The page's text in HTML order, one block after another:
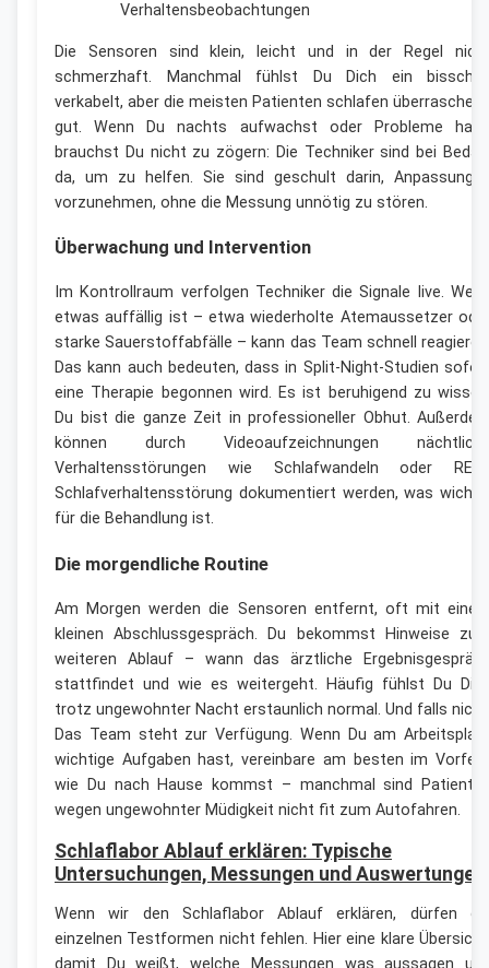
Verhaltensbeobachtungen
Die Sensoren sind klein, leicht und in der Regel
schmerzhaft. Manchmal fühlst Du Dich ein
verkabelt, aber die meisten Patienten schlafen
gut. Wenn Du nachts aufwachst oder Probleme
brauchst Du nicht zu zögern: Die Techniker sind bei
da, um zu helfen. Sie sind geschult darin,
vorzunehmen, ohne die Messung unnötig zu stören.
Überwachung und Intervention
Im Kontrollraum verfolgen Techniker die Signale live.
etwas auffällig ist – etwa wiederholte Atemaussetzer
starke Sauerstoffabfälle – kann das Team schnell
Das kann auch bedeuten, dass in Split-Night-Studien
eine Therapie begonnen wird. Es ist beruhigend zu
Du bist die ganze Zeit in professioneller Obhut.
können durch Videoaufzeichnungen
Verhaltensstörungen wie Schlafwandeln oder
Schlafverhaltensstörung dokumentiert werden, was
für die Behandlung ist.
Die morgendliche Routine
Am Morgen werden die Sensoren entfernt, oft mit
kleinen Abschlussgespräch. Du bekommst Hinweise
weiteren Ablauf – wann das ärztliche
stattfindet und wie es weitergeht. Häufig fühlst Du
trotz ungewohnter Nacht erstaunlich normal. Und falls
Das Team steht zur Verfügung. Wenn Du am
wichtige Aufgaben hast, vereinbare am besten im
wie Du nach Hause kommst – manchmal sind
wegen ungewohnter Müdigkeit nicht fit zum Autofahren.
Schlaflabor Ablauf erklären: Typische
Untersuchungen, Messungen und Auswertungen
Wenn wir den Schlaflabor Ablauf erklären, dürfen
einzelnen Testformen nicht fehlen. Hier eine klare